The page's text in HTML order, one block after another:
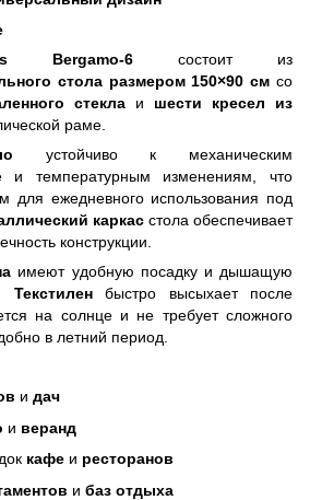
Bergamo-6 состоит из
стола размером 150×90 см со
стекла и шести кресел из
раме.
устойчиво к механическим
и температурным изменениям, что
для ежедневного использования под
каркас стола обеспечивает
конструкции.
имеют удобную посадку и дышащую
Текстиленбыстро высыхает после
на солнце и не требует сложного
в летний период.
и дач
и веранд
кафе и ресторанов
и баз отдыха